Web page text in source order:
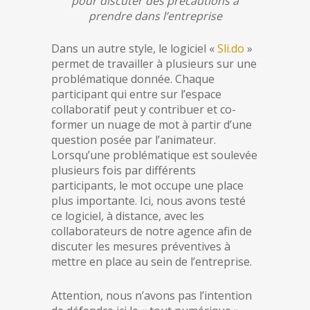
prendre dans l’entreprise
Dans un autre style, le logiciel «Sli.do »
permet de travailler à plusieurs sur une
problématique donnée. Chaque
participant qui entre sur l’espace
collaboratif peut y contribuer et co-
former un nuage de mot à partir d’une
question posée par l’animateur.
Lorsqu’une problématique est soulevée
plusieurs fois par différents
participants, le mot occupe une place
plus importante. Ici, nous avons testé
ce logiciel, à distance, avec les
collaborateurs de notre agence afin de
discuter les mesures préventives à
mettre en place au sein de l’entreprise.
Attention, nous n’avons pas l’intention